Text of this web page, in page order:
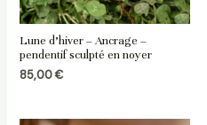
Lune d’hiver – Ancrage –
pendentif sculpté en noyer
85,00€